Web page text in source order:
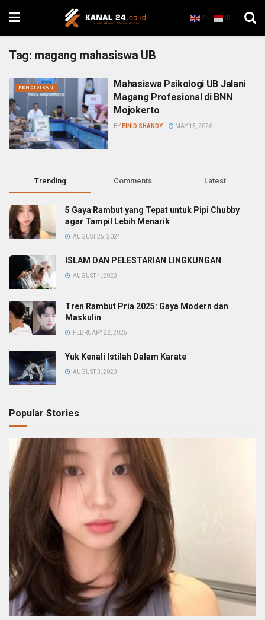
EN ID
Tag: magang mahasiswa UB
PENDIDIKAN
Mahasiswa Psikologi UB Jalani
Magang Profesional di BNN
Mojokerto
BY EINID SHANDY MAY 13, 2026
Trending Comments Latest
5 Gaya Rambut yang Tepat untuk Pipi Chubby
agar Tampil Lebih Menarik
AUGUST 25, 2024
ISLAM DAN PELESTARIAN LINGKUNGAN
AUGUST 4, 2023
Tren Rambut Pria 2025: Gaya Modern dan
Maskulin
FEBRUARY 22, 2025
Yuk Kenali Istilah Dalam Karate
AUGUST 3, 2023
Popular Stories